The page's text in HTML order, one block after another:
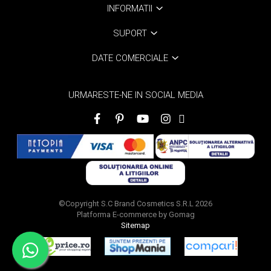
INFORMATII
SUPORT
DATE COMERCIALE
URMARESTE-NE IN SOCIAL MEDIA
©Copyright S.C Brand Cosmetics S.R.L 2026
Platforma E-commerce by Gomag
Sitemap